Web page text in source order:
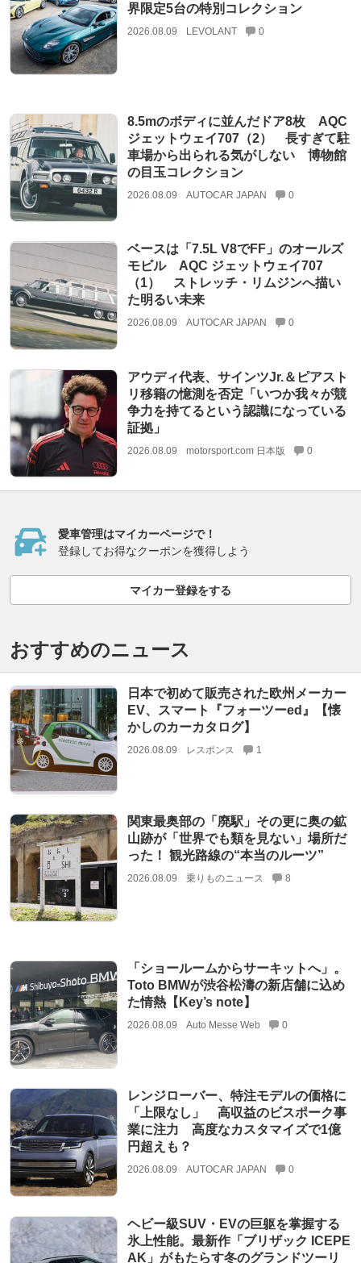
界限定5台の特別コレクション
2026.08.09 LEVOLANT 0
8.5mのボディに並んだドア8枚 AQC
ジェットウェイ707（2） 長すぎて駐
車場から出られる気がしない 博物館
の目玉コレクション
2026.08.09 AUTOCAR JAPAN 0
ベースは「7.5L V8でFF」のオールズ
モビル AQC ジェットウェイ707
（1） ストレッチ・リムジンへ描い
た明るい未来
2026.08.09 AUTOCAR JAPAN 0
アウディ代表、サインツJr.＆ピアスト
リ移籍の憶測を否定「いつか我々が競
争力を持てるという認識になっている
証拠」
2026.08.09 motorsport.com 日本版 0
愛車管理はマイカーページで！
登録してお得なクーポンを獲得しよう
マイカー登録をする
おすすめのニュース
日本で初めて販売された欧州メーカー
EV、スマート『フォーツーed』【懐
かしのカーカタログ】
2026.08.09 レスポンス 1
関東最奥部の「廃駅」その更に奥の鉱
山跡が「世界でも類を見ない」場所だ
った！ 観光路線の“本当のルーツ”
2026.08.09 乗りものニュース 8
「ショールームからサーキットへ」。
Toto BMWが渋谷松濤の新店舗に込め
た情熱【Key’s note】
2026.08.09 Auto Messe Web 0
レンジローバー、特注モデルの価格に
「上限なし」 高収益のビスポーク事
業に注力 高度なカスタマイズで1億
円超えも？
2026.08.09 AUTOCAR JAPAN 0
ヘビー級SUV・EVの巨躯を掌握する
氷上性能。最新作「ブリザック ICEPE
AK」がもたらす冬のグランドツーリ